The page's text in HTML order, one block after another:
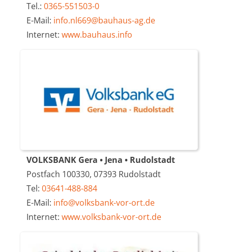
Tel.:0365-551503-0
E-Mail: info.nl669@bauhaus-ag.de
Internet:www.bauhaus.info
VOLKSBANK Gera • Jena • Rudolstadt
Postfach 100330, 07393 Rudolstadt
Tel:03641-488-884
E-Mail: info@volksbank-vor-ort.de
Internet:www.volksbank-vor-ort.de